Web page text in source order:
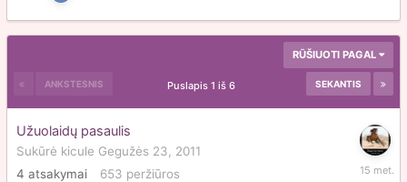
RŪŠIUOTI PAGAL
ANKSTESNIS SEKANTIS
Puslapis 1 iš 6
Užuolaidų pasaulis
Sukūrė kicule Gegužės 23, 2011
4 atsakymai 653 peržiūros